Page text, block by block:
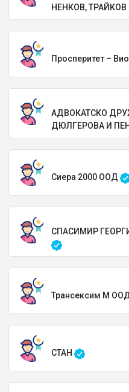
НЕНКОВ, ТРАЙКОВ
Просперитет –
АДВОКАТСКО
ДЮЛГЕРОВА И
Сиера 2000 ООД
СПАСИМИР
Трансексим М
СТАН